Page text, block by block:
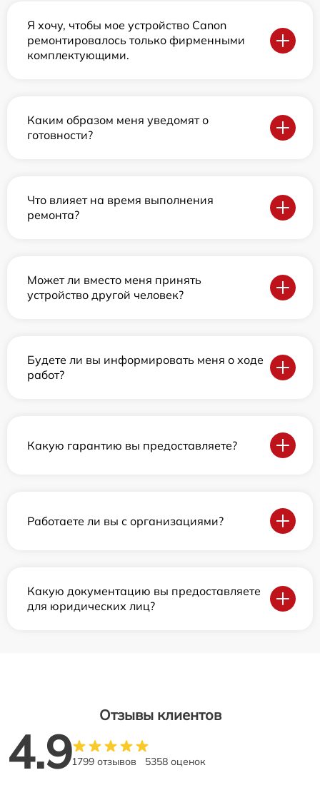
Я хочу, чтобы мое устройство Canon
ремонтировалось только фирменными
комплектующими.
Каким образом меня уведомят о
готовности?
Что влияет на время выполнения
ремонта?
Может ли вместо меня принять
устройство другой человек?
Будете ли вы информировать меня о ходе
работ?
Какую гарантию вы предоставляете?
Работаете ли вы с организациями?
Какую документацию вы предоставляете
для юридических лиц?
Отзывы клиентов
4.91799 отзывов 5358 оценок